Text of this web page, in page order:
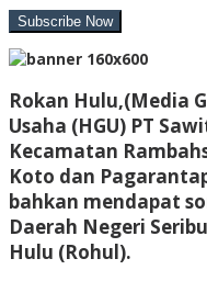
Rokan Hulu,(Media
Usaha (HGU) PT
Kecamatan
Koto dan
bahkan mendapat
Daerah Negeri
Hulu (Rohul).